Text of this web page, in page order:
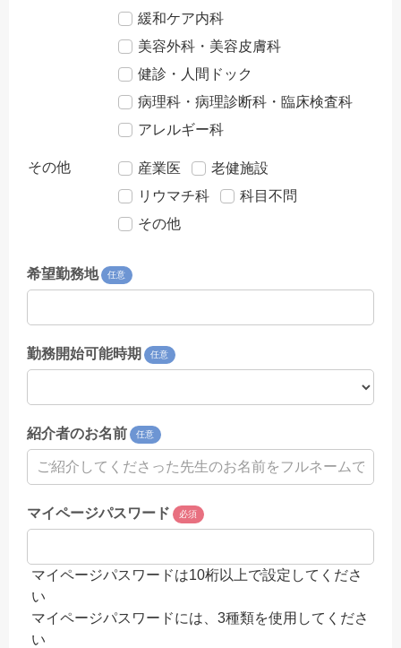
緩和ケア内科
美容外科・美容皮膚科
健診・人間ドック
病理科・病理診断科・臨床検査科
アレルギー科
その他 産業医
老健施設
リウマチ科
科目不問
その他
希望勤務地 任意
勤務開始可能時期 任意
紹介者のお名前 任意
マイページパスワード 必須
マイページパスワードは10桁以上で設定してくださ
い
マイページパスワードには、3種類を使用してくださ
い